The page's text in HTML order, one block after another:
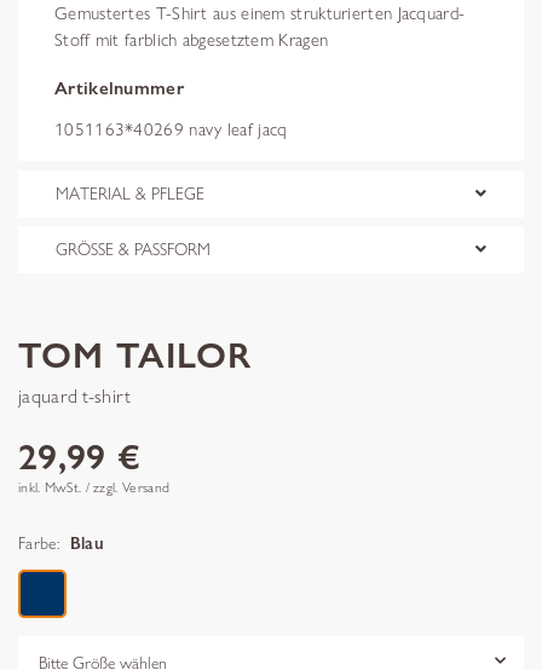
Gemustertes T-Shirt aus einem strukturierten Jacquard-
Stoff mit farblich abgesetztem Kragen
Artikelnummer
1051163*40269 navy leaf jacq
MATERIAL & PFLEGE
GRÖSSE & PASSFORM
TOM TAILOR
jaquard t-shirt
29,99 €
inkl. MwSt. / zzgl. Versand
Farbe: Blau